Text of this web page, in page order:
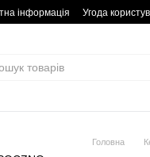
інформація Угода
Головна